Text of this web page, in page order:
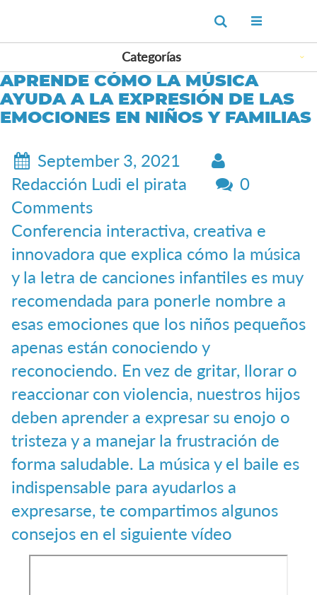
Buscar
APRENDE CÓMO LA MÚSICA
AYUDA A LA EXPRESIÓN DE LAS
EMOCIONES EN NIÑOS Y FAMILIAS
September 3, 2021
Redacción Ludi el pirata
0
Comments
Conferencia interactiva, creativa e
innovadora que explica cómo la música
y la letra de canciones infantiles es muy
recomendada para ponerle nombre a
esas emociones que los niños pequeños
apenas están conociendo y
reconociendo. En vez de gritar, llorar o
reaccionar con violencia, nuestros hijos
deben aprender a expresar su enojo o
tristeza y a manejar la frustración de
forma saludable. La música y el baile es
indispensable para ayudarlos a
expresarse, te compartimos algunos
consejos en el siguiente vídeo
Categorías